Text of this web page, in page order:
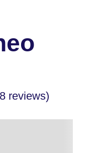
reviews)